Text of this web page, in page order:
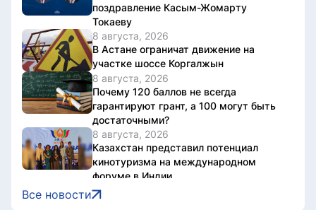
поздравление Касым-Жомарту
Токаеву
8 августа, 2026
В Астане ограничат движение на
участке шоссе Коргалжын
8 августа, 2026
Почему 120 баллов не всегда
гарантируют грант, а 100 могут быть
достаточными?
8 августа, 2026
Казахстан представил потенциал
кинотуризма на международном
форуме в Индии
8 августа, 2026
Жители Астаны получат возможность
Все новости